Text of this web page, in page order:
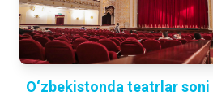
O‘zbekistonda teatrlar